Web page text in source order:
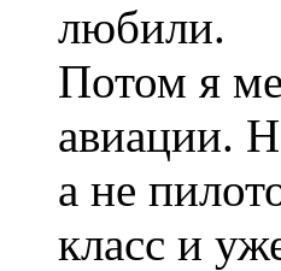
любили.
Потом я
авиации.
а не
класс и